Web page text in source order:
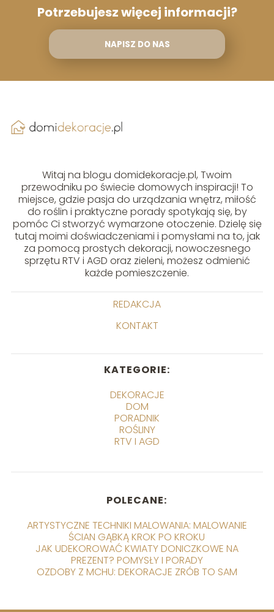
Potrzebujesz więcej informacji?
NAPISZ DO NAS
Witaj na blogu domidekoracje.pl, Twoim
przewodniku po świecie domowych inspiracji! To
miejsce, gdzie pasja do urządzania wnętrz, miłość
do roślin i praktyczne porady spotykają się, by
pomóc Ci stworzyć wymarzone otoczenie. Dzielę się
tutaj moimi doświadczeniami i pomysłami na to, jak
za pomocą prostych dekoracji, nowoczesnego
sprzętu RTV i AGD oraz zieleni, możesz odmienić
każde pomieszczenie.
REDAKCJA
KONTAKT
KATEGORIE:
DEKORACJE
DOM
PORADNIK
ROŚLINY
RTV I AGD
POLECANE:
ARTYSTYCZNE TECHNIKI MALOWANIA: MALOWANIE
ŚCIAN GĄBKĄ KROK PO KROKU
JAK UDEKOROWAĆ KWIATY DONICZKOWE NA
PREZENT? POMYSŁY I PORADY
OZDOBY Z MCHU: DEKORACJE ZRÓB TO SAM